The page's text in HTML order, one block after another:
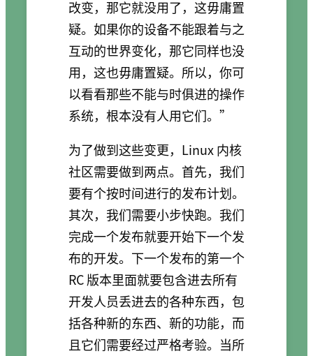
改变，那它就没用了，这毋庸置
疑。如果你的设备不能跟着与之
互动的世界变化，那它同样也没
用，这也毋庸置疑。所以，你可
以看看那些不能与时俱进的操作
系统，根本没有人用它们。”
为了做到这些变更，Linux 内核
社区需要做到两点。首先，我们
要有个按时间进行的发布计划。
其次，我们需要小步快跑。我们
完成一个发布就要开始下一个发
布的开发。下一个发布的第一个
RC 版本里面就要包含进去所有
开发人员丢进去的各种东西，包
括各种新的东西、新的功能，而
且它们需要经过严格考验。当所